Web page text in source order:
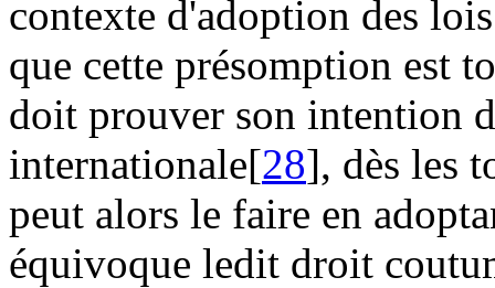
contexte d'adoption des
que cette présomption est
doit prouver son intention
internationale[28], dès les
peut alors le faire en
équivoque ledit droit